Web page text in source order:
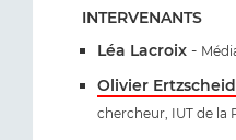
INTERVENANTS
Léa Lacroix -
Olivier Ertzscheid
chercheur, IUT de la